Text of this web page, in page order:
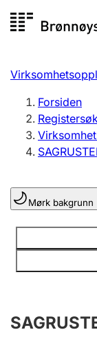
Registersøk
Aksjeselskap
Registrere,
Lag og
Registrere,
Årsregnskap
Forsiden
Mørk bakgrunn
Opplysninger